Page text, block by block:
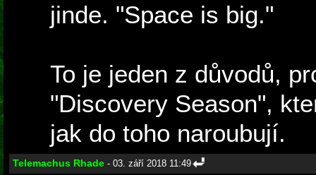
jinde. "Space is big."
To je jeden z důvodů,
"Discovery Season",
jak do toho naroubují.
Telemachus Rhade - 03. září 2018 11:49